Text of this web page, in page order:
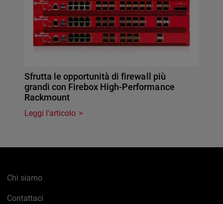
Sfrutta le opportunità di firewall più
grandi con Firebox High-Performance
Rackmount
Leggi l'articolo
Chi siamo
Contattaci